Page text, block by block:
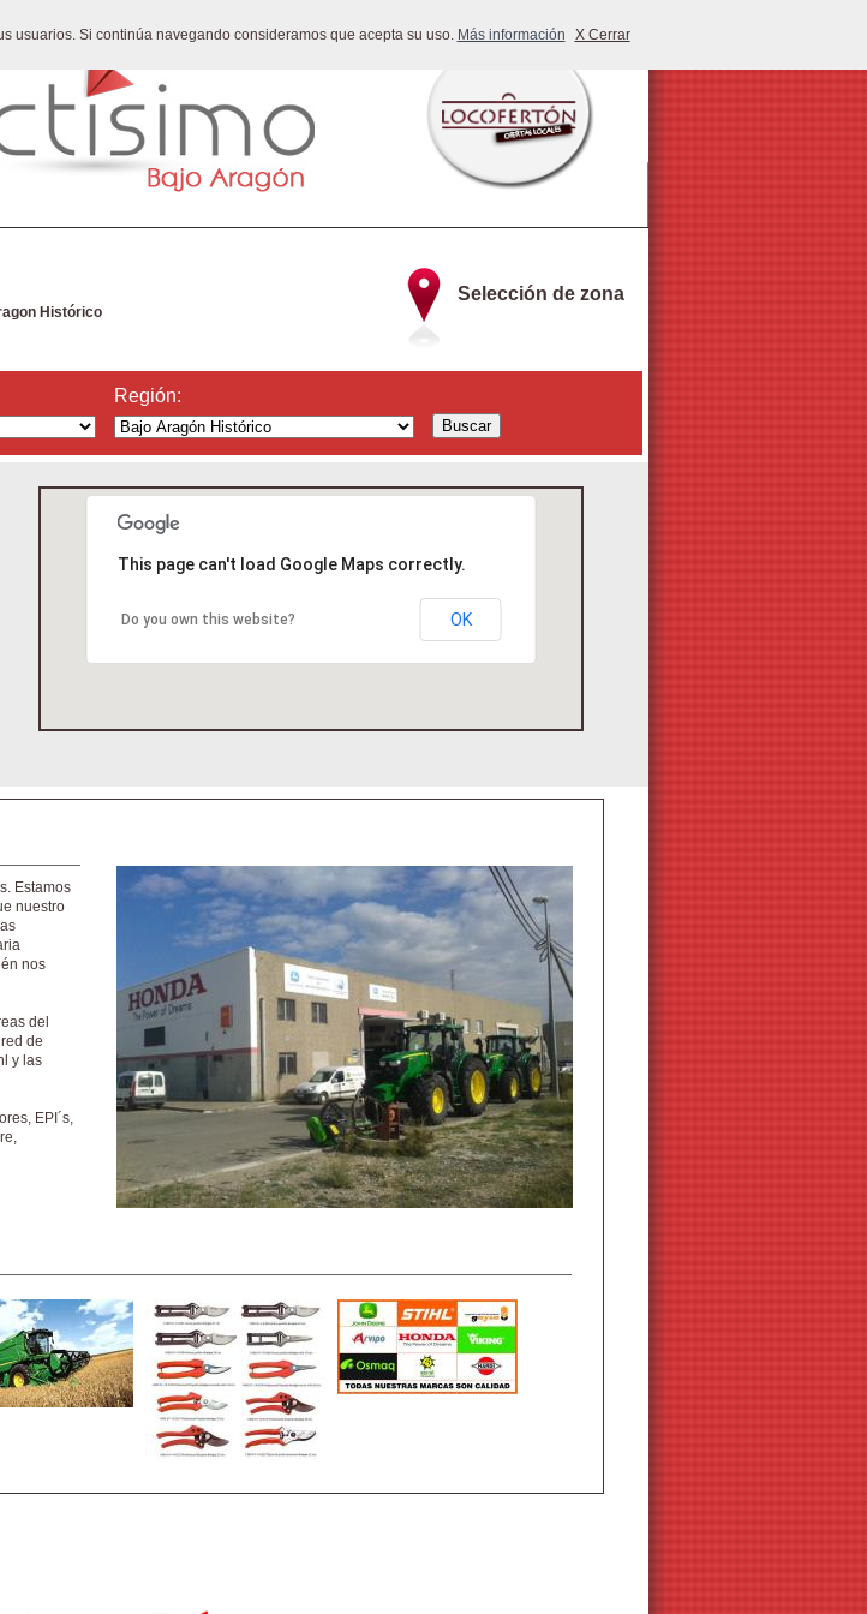
usuarios. Si continúa navegando consideramos que acepta su uso. Más información X Cerrar
Selección de zona
Histórico
Región:
This page can't load Google Maps correctly.
Do you own this website? OK
Estamos
nuestro
nos
del
de
y las
EPI´s,